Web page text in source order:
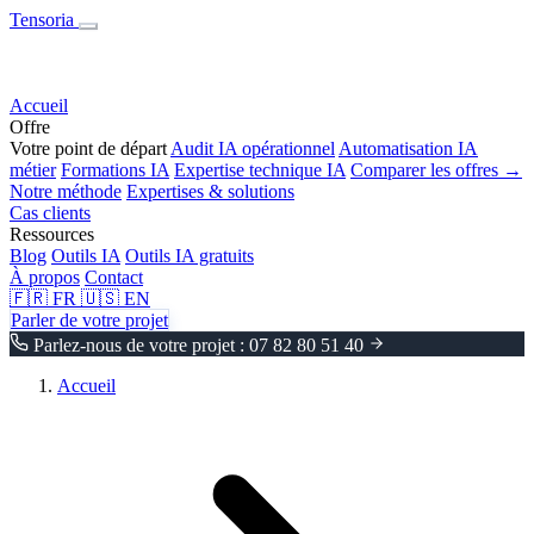
Tensoria
Accueil
Offre
Votre point de départ Audit IA opérationnel Automatisation IA
métier Formations IA Expertise technique IA Comparer les offres →
Notre méthode Expertises & solutions
Cas clients
Ressources
Blog Outils IA Outils IA gratuits
À propos Contact
🇫🇷 FR 🇺🇸 EN
Parler de votre projet
Parlez-nous de votre projet : 07 82 80 51 40
Accueil